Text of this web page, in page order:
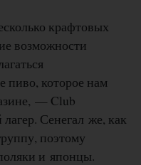
крафтовых
возможности
пиво, которое нам
— Club
Сенегал же, как
поэтому
и японцы.